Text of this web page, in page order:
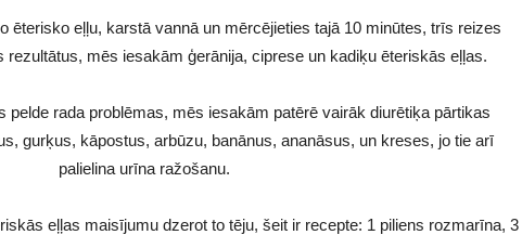
ēterisko eļļu, karstā vannā un mērcējieties tajā 10 minūtes, trīs reizes
rezultātus, mēs iesakām ģerānija, ciprese un kadiķu ēteriskās eļļas.
pelde rada problēmas, mēs iesakām patērē vairāk diurētiķa pārtikas
gurķus, kāpostus, arbūzu, banānus, ananāsus, un kreses, jo tie arī
palielina urīna ražošanu.
eļļas maisījumu dzerot to tēju, šeit ir recepte: 1 piliens rozmarīna, 3